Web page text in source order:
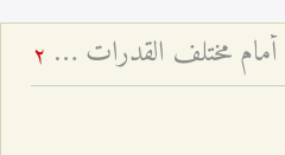
تحمّل أعباء الولاية مائدة أمام مختلف القدرات - عيد الغدير ۱٤۳۱ هـ 2